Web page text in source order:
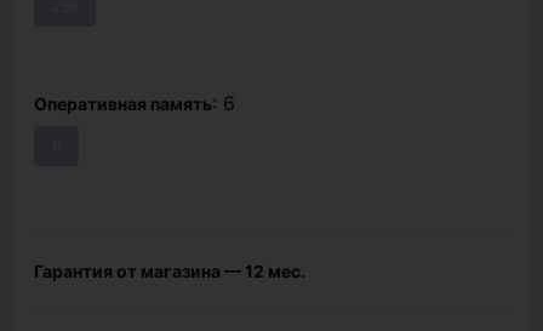
Оперативная память: 6
Гарантия от магазина — 12 мес.